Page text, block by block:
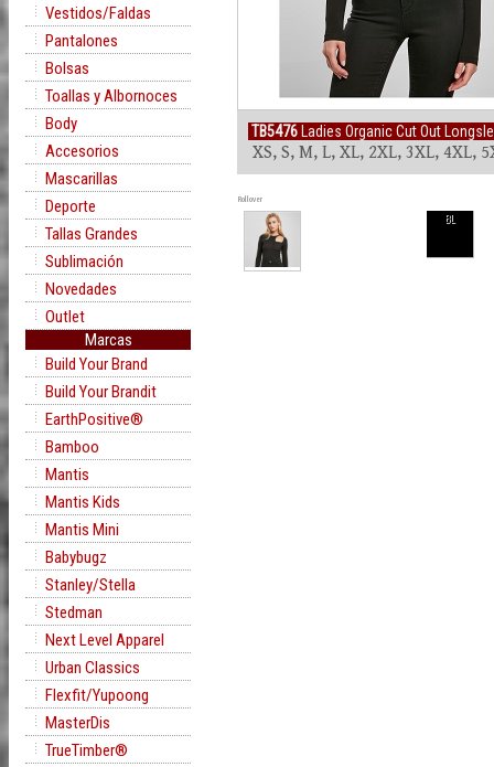
Vestidos/Faldas
Pantalones
Bolsas
Toallas y Albornoces
Body
Accesorios
Mascarillas
Deporte
Tallas Grandes
Sublimación
Novedades
Outlet
Marcas
Build Your Brand
Build Your Brandit
EarthPositive®
Bamboo
Mantis
Mantis Kids
Mantis Mini
Babybugz
Stanley/Stella
Stedman
Next Level Apparel
Urban Classics
Flexfit/Yupoong
MasterDis
TrueTimber®
TB5476 Ladies Organic Cut Out
XS, S, M, L, XL, 2XL, 3XL, 4XL,
Rollover
BL